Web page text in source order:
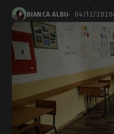
BIANCA ALBU 04/12/2020